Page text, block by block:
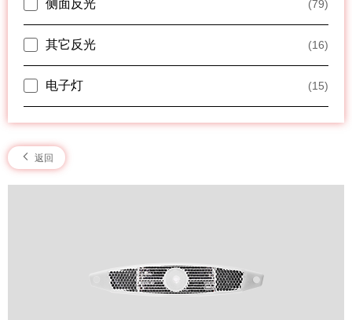
侧面反光 (79)
其它反光 (16)
电子灯 (15)
返回